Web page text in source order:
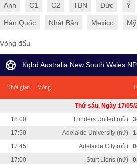
Anh C1 C2 TBN Đức Ý
Hàn Quốc Nhật Bản Mexico
Vòng đấu
Kqbd Australia New South Wales
Thời gian Vòng
Thứ sáu, Ngày 17/05/
18:00
Flinders United (nữ)
17:50
Adelaide University (nữ)
17:45
Adelaide City (nữ)
17:00
Sturt Lions (nữ)